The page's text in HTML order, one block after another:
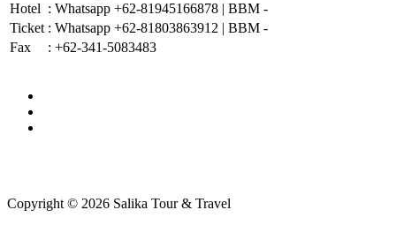
Hotel : Whatsapp +62-81945166878 | BBM -
Ticket : Whatsapp +62-81803863912 | BBM -
Fax
: +62-341-5083483
Copyright © 2026 Salika Tour & Travel